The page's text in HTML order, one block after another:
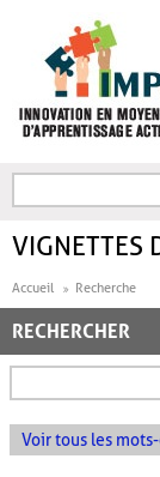
FORMULAIRE DE
VIGNETTES
Accueil Recherche
RECHERCHER
Voir tous les